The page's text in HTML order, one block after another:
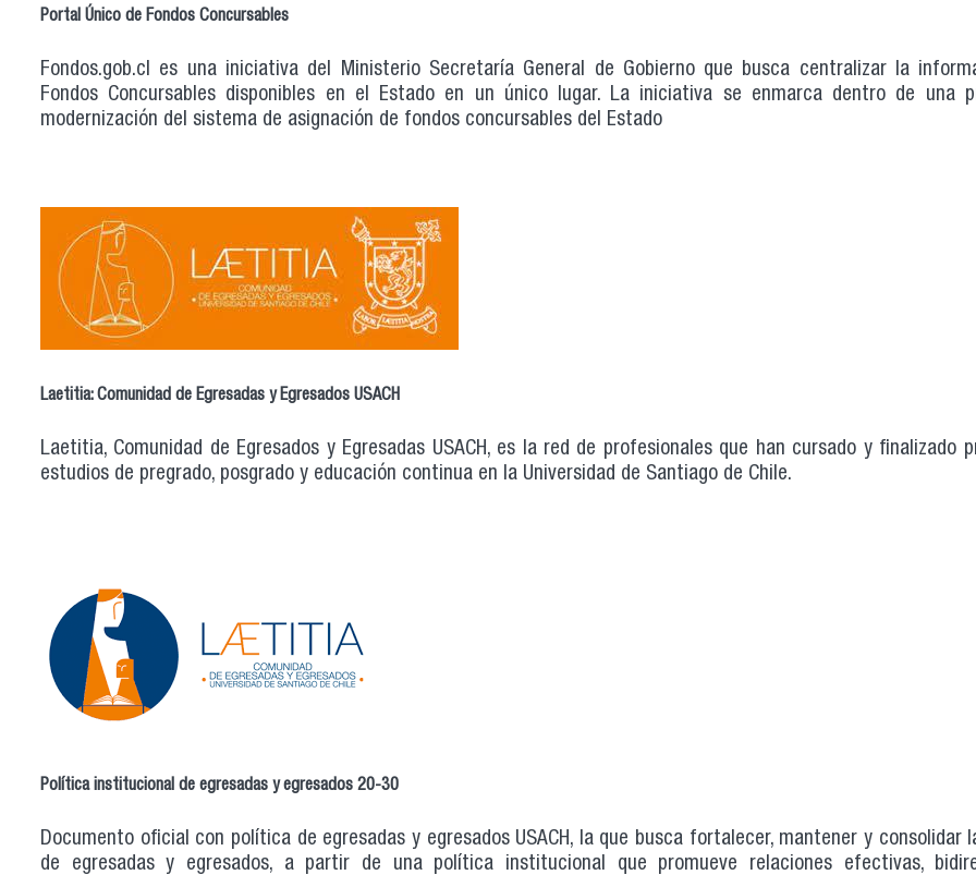
Portal Único de Fondos Concursables
Fondos.gob.cl es una iniciativa del Ministerio Secretaría General de Gobierno que busca centralizar la
Fondos Concursables disponibles en el Estado en un único lugar. La iniciativa se enmarca dentro de una
modernización del sistema de asignación de fondos concursables del Estado
Laetitia: Comunidad de Egresadas y Egresados USACH
Laetitia, Comunidad de Egresados y Egresadas USACH, es la red de profesionales que han cursado y finalizado
estudios de pregrado, posgrado y educación continua en la Universidad de Santiago de Chile.
Política institucional de egresadas y egresados 20-30
Documento oficial con política de egresadas y egresados USACH, la que busca fortalecer, mantener y consolidar
de egresadas y egresados, a partir de una política institucional que promueve relaciones efectivas,